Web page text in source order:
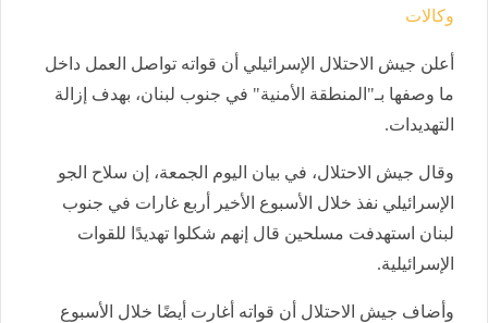
وكالات
أعلن جيش الاحتلال الإسرائيلي أن قواته تواصل العمل داخل
ما وصفها بـ"المنطقة الأمنية" في جنوب لبنان، بهدف إزالة
التهديدات.
وقال جيش الاحتلال، في بيان اليوم الجمعة، إن سلاح الجو
الإسرائيلي نفذ خلال الأسبوع الأخير أربع غارات في جنوب
لبنان استهدفت مسلحين قال إنهم شكلوا تهديدًا للقوات
الإسرائيلية.
وأضاف جيش الاحتلال أن قواته أغارت أيضًا خلال الأسبوع